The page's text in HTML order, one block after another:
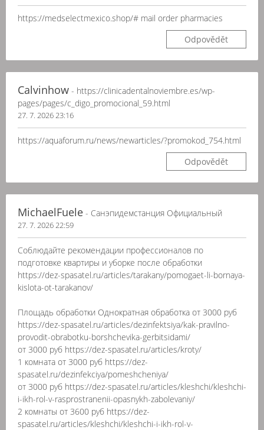
https://medselectmexico.shop/# mail order pharmacies
Odpovědět
Calvinhow - https://clinicadentalnoviembre.es/wp-
pages/pages/c_digo_promocional_59.html
27. 7. 2026 23:16
https://aquaforum.ru/news/newarticles/?promokod_754.html
Odpovědět
MichaelFuele - Санэпидемстанция Официальный
27. 7. 2026 22:59
Соблюдайте рекомендации профессионалов по
подготовке квартиры и уборке после обработки
https://dez-spasatel.ru/articles/tarakany/pomogaet-li-bornaya-
kislota-ot-tarakanov/
Площадь обработки Однократная обработка от 3000 руб
https://dez-spasatel.ru/articles/dezinfektsiya/kak-pravilno-
provodit-obrabotku-borshchevika-gerbitsidami/
от 3000 руб https://dez-spasatel.ru/articles/kroty/
1 комната от 3000 руб https://dez-
spasatel.ru/dezinfekciya/pomeshcheniya/
от 3000 руб https://dez-spasatel.ru/articles/kleshchi/kleshchi-
i-ikh-rol-v-rasprostranenii-opasnykh-zabolevaniy/
2 комнаты от 3600 руб https://dez-
spasatel.ru/articles/kleshchi/kleshchi-i-ikh-rol-v-